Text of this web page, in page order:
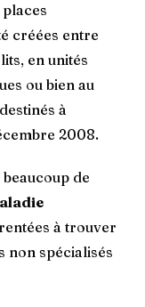
créées entre
en unités
ou bien au
à
2008.
de
à trouver
non spécialisés